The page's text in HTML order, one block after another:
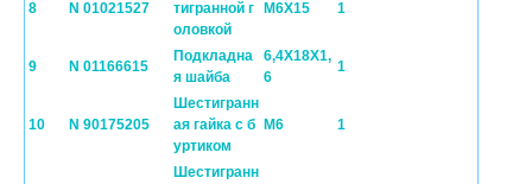
8 N 01021527
тигранной г
оловкой
M6X15 1
9 N 01166615
Подкладна
я шайба
6,4X18X1,
6
1
10 N 90175205
Шестигранн
ая гайка с б
уртиком
M6 1
Шестигранн